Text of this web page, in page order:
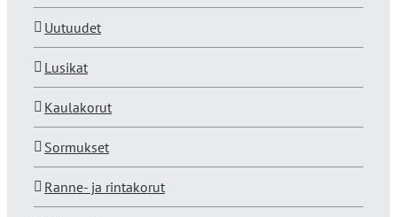
Uutuudet
Lusikat
Kaulakorut
Sormukset
Ranne- ja rintakorut